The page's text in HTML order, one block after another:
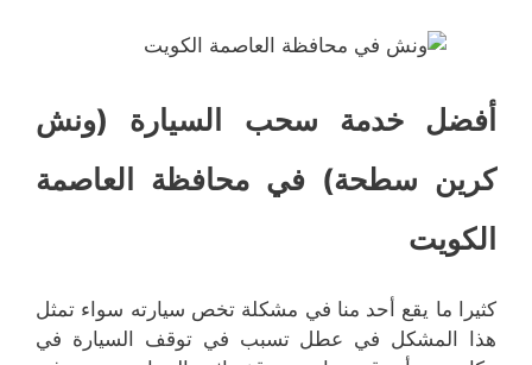
أفضل خدمة سحب السيارة (ونش
كرين سطحة) في محافظة العاصمة
الكويت
كثيرا ما يقع أحد منا في مشكلة تخص سيارته سواء تمثل
هذا المشكل في عطل تسبب في توقف السيارة في